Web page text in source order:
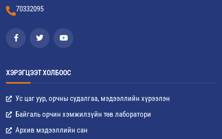
70332095
ХЭРЭГЦЭЭТ ХОЛБООС
Ус цаг уур, орчны судалгаа, мэдээллийн хүрээлэн
Байгаль орчин хэмжилзүйн төв лаборатори
Архив мэдээллийн сан